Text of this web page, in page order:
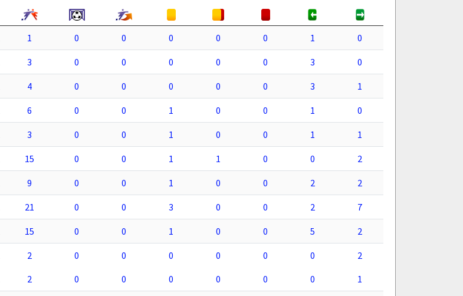
1 0 0 0 0 0 1 0
3 0 0 0 0 0 3 0
4 0 0 0 0 0 3 1
6 0 0 1 0 0 1 0
3 0 0 1 0 0 1 1
15 0 0 1 1 0 0 2
9 0 0 1 0 0 2 2
21 0 0 3 0 0 2 7
15 0 0 1 0 0 5 2
2 0 0 0 0 0 0
2
2 0 0 0 0 0 0 1